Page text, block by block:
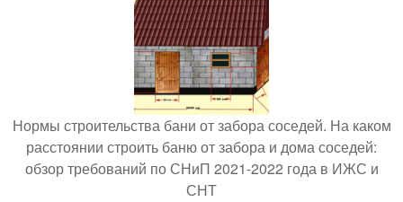
Нормы строительства бани от забора соседей. На каком
расстоянии строить баню от забора и дома соседей:
обзор требований по СНиП 2021-2022 года в ИЖС и
СНТ